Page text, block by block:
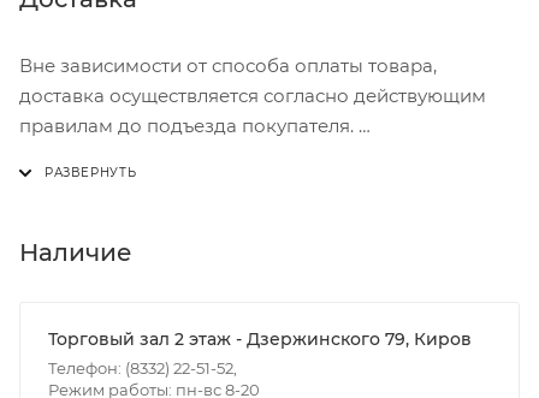
Вне зависимости от способа оплаты товара,
доставка осуществляется согласно действующим
правилам до подъезда покупателя.
В субботу с 8:00 до 15:00
- зоны доставки;
- веса и габаритов товаров в заказе;
Наличие
Торговый зал 2 этаж - Дзержинского 79, Киров
Телефон: (8332) 22-51-52,
Режим работы: пн-вс 8-20